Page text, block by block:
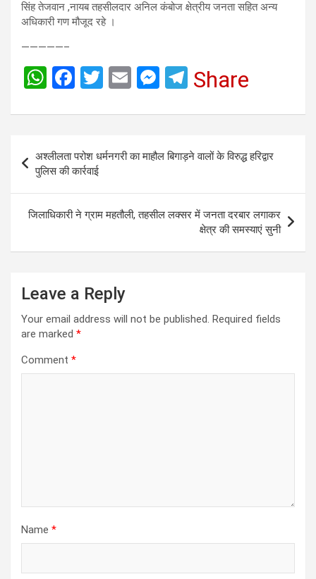
सिंह तेजवान ,नायब तहसीलदार अनिल कंबोज क्षेत्रीय जनता सहित अन्य
अधिकारी गण मौजूद रहे ।
—————–
W
at
s
A
p
p
F
ce
b
o
o
k
T
tt
er
E
ail
M
se
n
g
er
T
e
gr
a
m
Share
navigation
अश्लीलता परोश धर्मनगरी का माहौल बिगाड़ने वालों के विरुद्ध हरिद्वार
पुलिस की कार्रवाई
जिलाधिकारी ने ग्राम महतौली, तहसील लक्सर में जनता दरबार लगाकर
क्षेत्र की समस्याएं सुनी
Leave a Reply
Your email address will not be published. Required fields
are marked *
Comment *
Name *